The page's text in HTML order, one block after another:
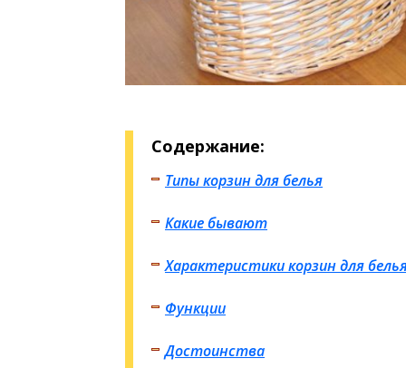
Содержание:
Типы корзин для белья
Какие бывают
Характеристики корзин для
Функции
Достоинства